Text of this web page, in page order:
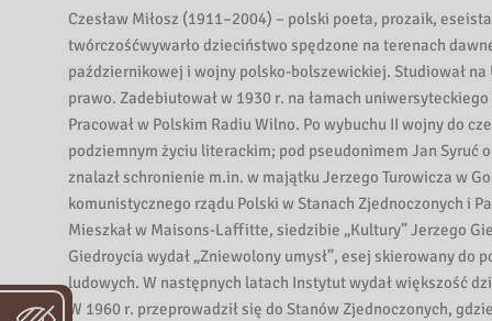
i
b
l
i
o
t
e
k
a
W
o
Czesław Miłosz (1911–2004) – polski poeta, prozaik,
twórczośćwywarło dzieciństwo spędzone na terenach
październikowej i wojny polsko-bolszewickiej. Studiował
prawo. Zadebiutował w 1930 r. na łamach
Pracował w Polskim Radiu Wilno. Po wybuchu II wojny do
podziemnym życiu literackim; pod pseudonimem Jan Syruć
znalazł schronienie m.in. w majątku Jerzego Turowicza w
komunistycznego rządu Polski w Stanach Zjednoczonych i
Mieszkał w Maisons-Laffitte, siedzibie „Kultury” Jerzego
Giedroycia wydał „Zniewolony umysł”, esej skierowany
ludowych. W następnych latach Instytut wydał większość
W 1960 r. przeprowadził się do Stanów Zjednoczonych,